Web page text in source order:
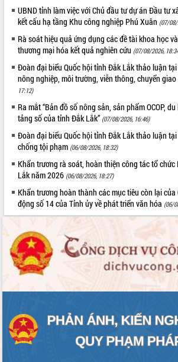
Kỳ họp thứ Hai, Hội đồng nhân dân
tỉnh khóa XI quyết nghị nhiều nội dung
Bí thư Tỉnh ủy Lương Nguyễn Minh
Triết thăm, tặng quà người có công với
cách mạng
Rà soát, hoàn thiện hệ thống thiết chế
văn hóa, thể thao đáp ứng yêu cầu
phát triển mới
Thường trực HĐND tỉnh Đắk Lắk gặp
mặt Đoàn chuyên gia y tế TP. Hồ Chí
Minh
Lễ truy điệu và an táng hài cốt liệt sĩ
tại Nghĩa trang Liệt sĩ xã Sơn Hòa
Bàn giải pháp tháo gỡ khó khăn trong
xuất khẩu sầu riêng và triển khai quy
định EUDR
trường Nguyễn Hoàng Hiệp khảo sát
vùng trồng và doanh nghiệp đóng gói
sầu riêng tại Đắk Lắk
Trình diễn nghệ thuật chế biến các
tiến đầu tư tỉnh
Ngành cá ngừ Đắk Lắk chủ động thích
ứng để giữ vững thị trường xuất khẩu
LIÊN KẾT WEB
THỐNG KÊ TRUY CẬP
Hôm nay: 14451
Tất cả: 66100119
UBND tỉnh làm việc với Chủ đầu tư dự án Đầu tư
kết cấu hạ tầng Khu công nghiệp Phú Xuân (07/
Rà soát hiệu quả ứng dụng các đề tài khoa học
thương mại hóa kết quả nghiên cứu (07/08/2026,
Đoàn đại biểu Quốc hội tỉnh Đắk Lắk thảo luận
nông nghiệp, môi trường, viễn thông, chuyển
17:12)
Ra mắt “Bản đồ số nông sản, sản phẩm OCOP,
tảng số của tỉnh Đắk Lắk” (07/08/2026, 16:46)
Đoàn đại biểu Quốc hội tỉnh Đắk Lắk thảo luận
chống tội phạm (06/08/2026, 18:32)
Khẩn trương rà soát, hoàn thiện công tác tổ chức
Lắk năm 2026 (06/08/2026, 18:27)
Khẩn trương hoàn thành các mục tiêu còn lại
động số 14 của Tỉnh ủy về phát triển văn hóa (06/